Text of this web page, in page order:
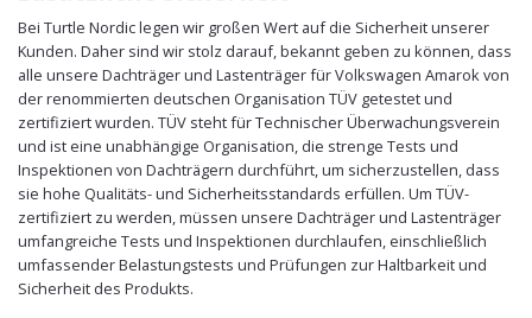
Bei Turtle Nordic legen wir großen Wert auf die Sicherheit unserer
Kunden. Daher sind wir stolz darauf, bekannt geben zu können, dass
alle unsere Dachträger und Lastenträger für Volkswagen Amarok von
der renommierten deutschen Organisation TÜV getestet und
zertifiziert wurden. TÜV steht für Technischer Überwachungsverein
und ist eine unabhängige Organisation, die strenge Tests und
Inspektionen von Dachträgern durchführt, um sicherzustellen, dass
sie hohe Qualitäts- und Sicherheitsstandards erfüllen. Um TÜV-
zertifiziert zu werden, müssen unsere Dachträger und Lastenträger
umfangreiche Tests und Inspektionen durchlaufen, einschließlich
umfassender Belastungstests und Prüfungen zur Haltbarkeit und
Sicherheit des Produkts.